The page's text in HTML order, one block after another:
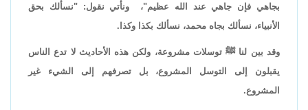
بجاهي فإن جاهي عند الله عظيم"، ونأتي نقول: "نسألك بحق
الأنبياء، نسألك بجاه محمد، نسألك بكذا وكذا.
وقد بين لنا ﷺ توسلات مشروعة، ولكن هذه الأحاديث لا تدع الناس
يقبلون إلى التوسل المشروع، بل تصرفهم إلى الشيء غير
المشروع.